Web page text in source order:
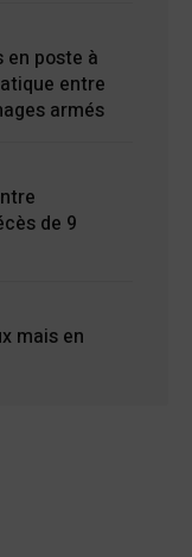
en poste à
entre
armés
de 9
mais en